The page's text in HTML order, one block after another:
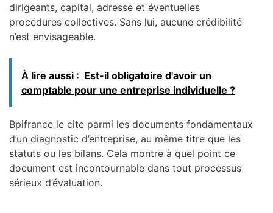
dirigeants, capital, adresse et éventuelles
procédures collectives. Sans lui, aucune crédibilité
n’est envisageable.
À lire aussi : Est-il obligatoire d'avoir un
comptable pour une entreprise individuelle ?
Bpifrance le cite parmi les documents fondamentaux
d’un diagnostic d’entreprise, au même titre que les
statuts ou les bilans. Cela montre à quel point ce
document est incontournable dans tout processus
sérieux d’évaluation.